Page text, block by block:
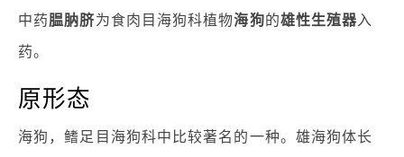
中药腽肭脐为食肉目海狗科植物海狗的雄性生殖器入
药。
原形态
海狗，鳍足目海狗科中比较著名的一种。雄海狗体长